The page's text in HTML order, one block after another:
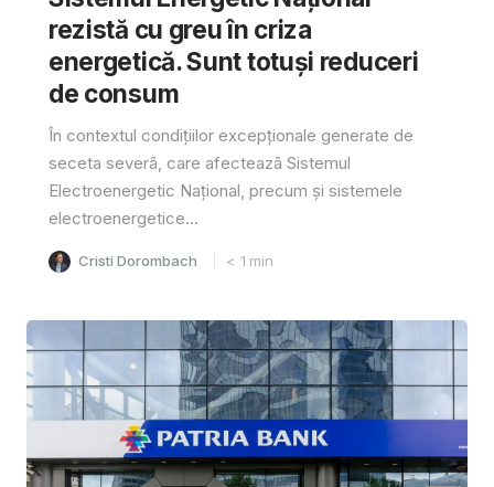
rezistă cu greu în criza
energetică. Sunt totuși reduceri
de consum
În contextul condițiilor excepționale generate de
seceta severã, care afecteazã Sistemul
Electroenergetic Național, precum și sistemele
electroenergetice...
Cristi Dorombach < 1 min